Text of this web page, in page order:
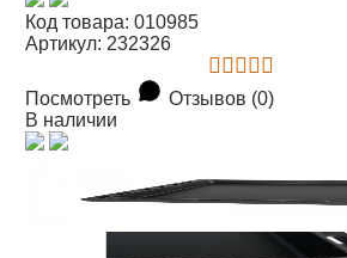
Код товара: 010985
Артикул: 232326
Посмотреть
Отзывов (0)
В наличии